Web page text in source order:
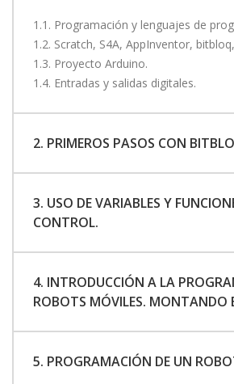
1.1. Programación y lenguajes de
1.2. Scratch, S4A, AppInventor,
1.3. Proyecto Arduino.
1.4. Entradas y salidas digitales.
2. PRIMEROS PASOS CON
3. USO DE VARIABLES Y
CONTROL.
4. INTRODUCCIÓN A LA
ROBOTS MÓVILES. MONTANDO
5. PROGRAMACIÓN DE UN